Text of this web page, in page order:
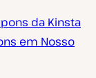
da Kinsta
em Nosso